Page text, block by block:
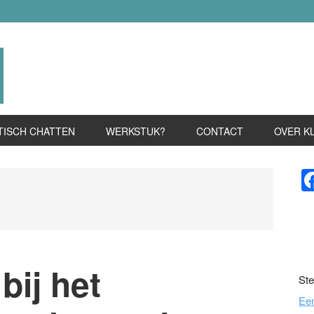
CHATTEN WERKSTUK? CONTACT OVER
het